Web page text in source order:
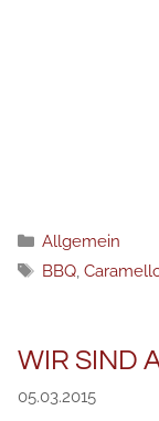
Рубрики
Allgemein
Метки
BBQ,
WIR SIND
05.03.2015